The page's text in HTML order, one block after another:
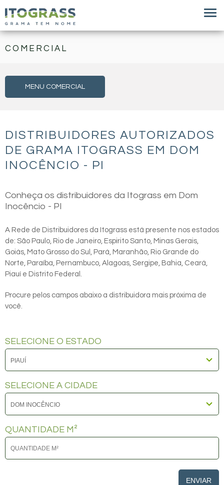
COMERCIAL
MENU COMERCIAL
DISTRIBUIDORES AUTORIZADOS
DE GRAMA ITOGRASS EM DOM
INOCÊNCIO - PI
Conheça os distribuidores da Itograss em Dom
Inocêncio - PI
A Rede de Distribuidores da Itograss está presente nos estados
de: São Paulo, Rio de Janeiro, Espirito Santo, Minas Gerais,
Goiás, Mato Grosso do Sul, Pará, Maranhão, Rio Grande do
Norte, Paraíba, Pernambuco, Alagoas, Sergipe, Bahia, Ceará,
Piauí e Distrito Federal.
Procure pelos campos abaixo a distribuidora mais próxima de
você.
SELECIONE O ESTADO
SELECIONE A CIDADE
QUANTIDADE M²
ENVIAR